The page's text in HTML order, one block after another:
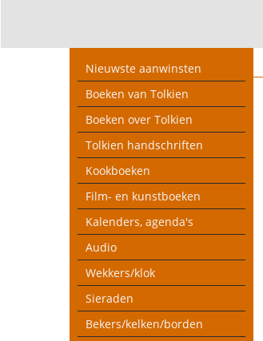
Nieuwste aanwinsten
Boeken van Tolkien
Boeken over Tolkien
Tolkien handschriften
Kookboeken
Film- en kunstboeken
Kalenders, agenda's
Audio
Wekkers/klok
Sieraden
Bekers/kelken/borden